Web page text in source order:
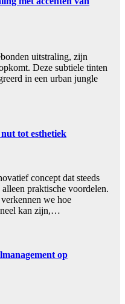
uitstraling, zijn
Deze subtiele tinten
in een urban jungle
tot esthetiek
concept dat steeds
praktische voordelen.
we hoe
kan zijn,…
op